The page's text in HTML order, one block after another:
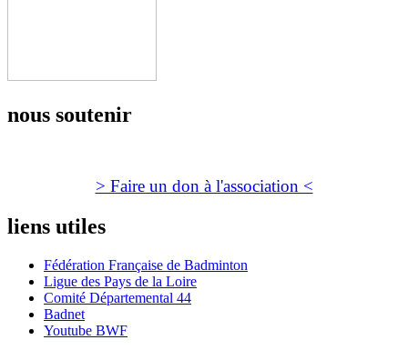
nous soutenir
> Faire un don à l'association <
liens utiles
Fédération Française de Badminton
Ligue des Pays de la Loire
Comité Départemental 44
Badnet
Youtube BWF